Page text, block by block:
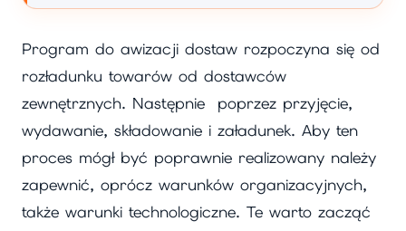
Program do awizacji dostaw rozpoczyna się od
rozładunku towarów od dostawców
zewnętrznych. Następnie poprzez przyjęcie,
wydawanie, składowanie i załadunek. Aby ten
proces mógł być poprawnie realizowany należy
zapewnić, oprócz warunków organizacyjnych,
także warunki technologiczne. Te warto zacząć